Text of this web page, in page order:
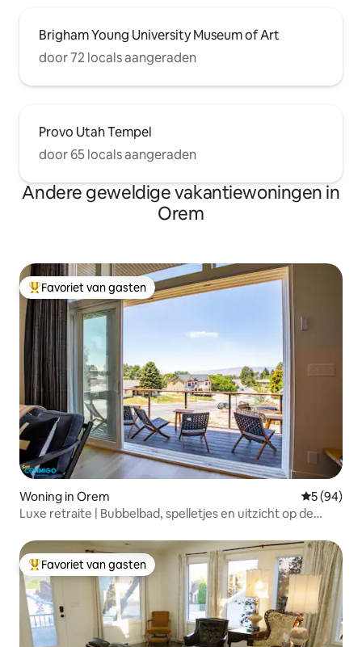
Brigham Young University Museum of Art
door 72 locals aangeraden
Provo Utah Tempel
door 65 locals aangeraden
Andere geweldige vakantiewoningen in
Orem
Topfavoriet van gasten
Favoriet van gasten
Woning in Orem
5 (94)
Luxe retraite | Bubbelbad, spelletjes en uitzicht op de
Topfavoriet van gasten
Favoriet van gasten